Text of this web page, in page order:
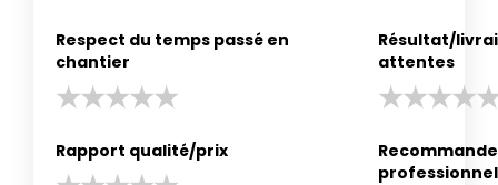
Respect du temps passé en
chantier
Résultat/
attentes
Rapport qualité/prix
professionnel